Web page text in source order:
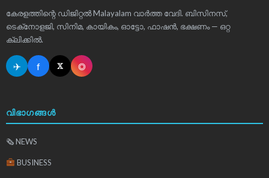
കേരളത്തിന്റെ ഡിജിറ്റൽ Malayalam വാർത്ത വേദി. ബിസിനസ്,
ടെക്‌നോളജി, സിനിമ, കായികം, ഓട്ടോ, ഫാഷൻ, ഭക്ഷണം — ഒറ്റ
ക്ലിക്കിൽ.
✈ f 𝕏 ◎
വിഭാഗങ്ങൾ
🗞 NEWS
BUSINESS